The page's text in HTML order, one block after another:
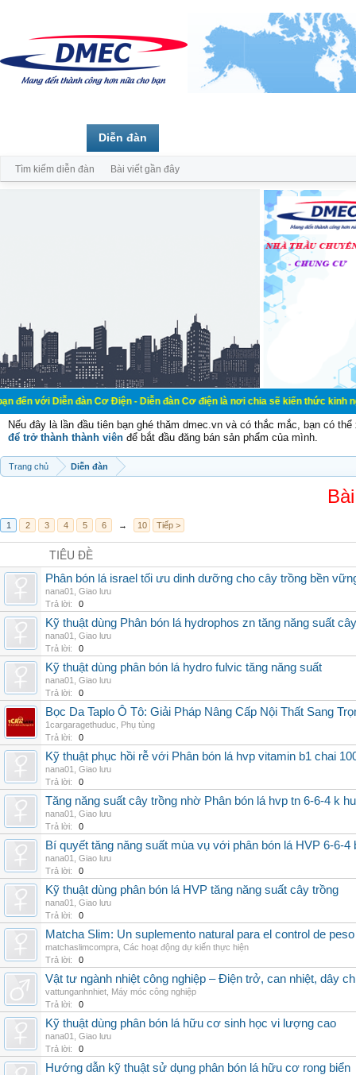
đàn Cơ Điện - Diễn đàn Cơ điện là nơi chia sẽ kiến thức kinh nghiệm
Nếu đây là lần đầu tiên bạn ghé thăm dmec.vn và có thắc mắc, bạn có
để trở thành thành viên để bắt đầu đăng bán sản phẩm của mình.
Trang chủ Diễn đàn
1 2 3 4 5 6 → 10 Tiếp >
TIÊU ĐỀ
Phân bón lá israel tối ưu dinh dưỡng cho cây trồng bền
nana01
Giao lưu
Trả lời:
0
Kỹ thuật dùng Phân bón lá hydrophos zn tăng năng suất cây
nana01
Giao lưu
Trả lời:
0
Kỹ thuật dùng phân bón lá hydro fulvic tăng năng suất
nana01
Giao lưu
Trả lời:
0
Bọc Da Taplo Ô Tô: Giải Pháp Nâng Cấp Nội Thất Sang
1cargaragethuduc
Phụ tùng
Trả lời:
0
Kỹ thuật phục hồi rễ với Phân bón lá hvp vitamin b1 chai
nana01
Giao lưu
Trả lời:
0
Tăng năng suất cây trồng nhờ Phân bón lá hvp tn 6-6-4 k
nana01
Giao lưu
Trả lời:
0
Bí quyết tăng năng suất mùa vụ với phân bón lá HVP 6-6-4
nana01
Giao lưu
Trả lời:
0
Kỹ thuật dùng phân bón lá HVP tăng năng suất cây trồng
nana01
Giao lưu
Trả lời:
0
Matcha Slim: Un suplemento natural para el control de peso
matchaslimcompra Các hoạt động dự kiến thực hiện
Trả lời:
0
Vật tư ngành nhiệt công nghiệp – Điện trở, can nhiệt, dây
vattunganhnhiet Máy móc công nghiệp
Trả lời:
0
Kỹ thuật dùng phân bón lá hữu cơ sinh học vi lượng cao
nana01
Giao lưu
Trả lời:
0
Hướng dẫn kỹ thuật sử dụng phân bón lá hữu cơ rong biển
Diễn đàn
Tìm kiếm diễn đàn Bài viết gần đây